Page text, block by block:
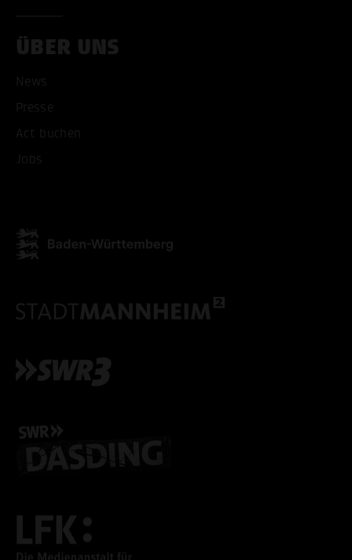
ÜBER UNS
News
Presse
Act buchen
Jobs